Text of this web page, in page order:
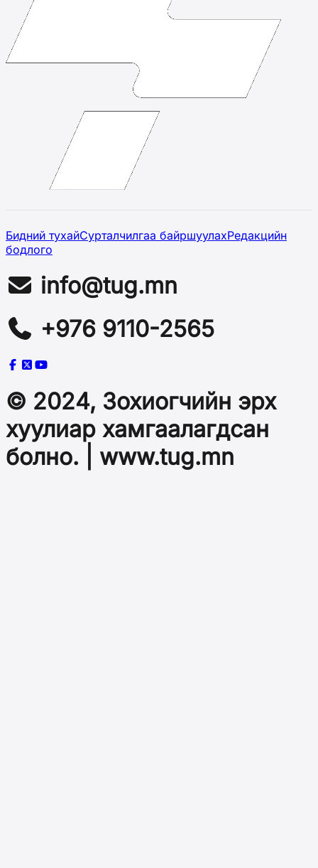
Бидний тухайСурталчилгаа байршуулахРедакцийн
бодлого
info@tug.mn
+976 9110-2565
© 2024, Зохиогчийн эрх
хуулиар хамгаалагдсан
болно. | www.tug.mn